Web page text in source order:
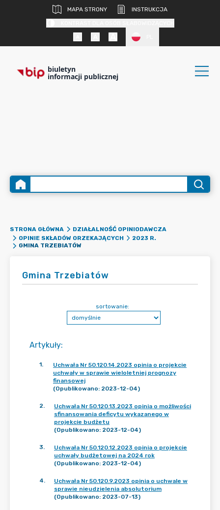
MAPA STRONY
INSTRUKCJA
biuletyn
informacji publicznej
STRONA GŁÓWNA
DZIAŁALNOŚĆ OPINIODAWCZA
OPINIE SKŁADÓW ORZEKAJĄCYCH
2023 R.
GMINA TRZEBIATÓW
Gmina Trzebiatów
Artykuły:
sortowanie:
1.
Uchwała Nr 50.120.14.2023 opinia o projekcie
uchwały w sprawie wieloletniej prognozy
finansowej
(Opublikowano: 2023-12-04)
2.
Uchwała Nr 50.120.13.2023 opinia o możliwości
sfinansowania deficytu wykazanego w
projekcie budżetu
(Opublikowano: 2023-12-04)
3.
Uchwała Nr 50.120.12.2023 opinia o projekcie
uchwały budżetowej na 2024 rok
(Opublikowano: 2023-12-04)
4.
Uchwała Nr 50.120.9.2023 opinia o uchwale w
sprawie nieudzielenia absolutorium
(Opublikowano: 2023-07-13)